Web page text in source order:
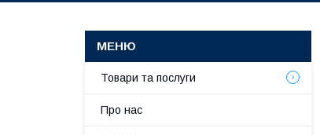
Товари та послуги
Про нас